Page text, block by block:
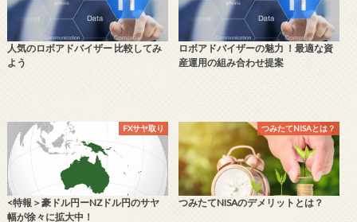
人気のロボアドバイザー 比較してみ
よう
ロボアドバイザーの魅力 ！最適な資
産運用の組み合わせ提案
FXサヤ取り
<特報＞豪ドル円ーNZドル円のサヤ
幅が徐々に拡大中！
つみたてNISAとは？
つみたてNISAのデメリットとは？